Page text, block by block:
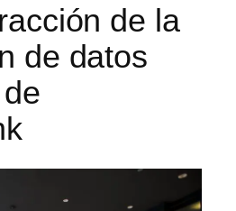
de la
de datos